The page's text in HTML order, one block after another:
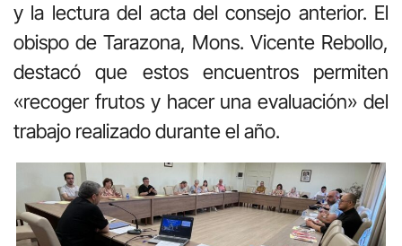
y la lectura del acta del consejo anterior. El
obispo de Tarazona, Mons. Vicente Rebollo,
destacó que estos encuentros permiten
«recoger frutos y hacer una evaluación» del
trabajo realizado durante el año.